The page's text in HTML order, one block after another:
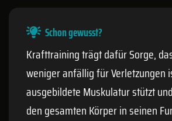
Schon gewusst?
Krafttraining trägt dafür Sorge,
weniger anfällig für Verletzungen
ausgebildete Muskulatur stützt
den gesamten Körper in seinen